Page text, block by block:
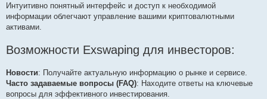
Интуитивно понятный интерфейс и доступ к необходимой
информации облегчают управление вашими криптовалютными
активами.
Возможности Exswaping для инвесторов:
Новости: Получайте актуальную информацию о рынке и сервисе.
Часто задаваемые вопросы (FAQ): Находите ответы на ключевые
вопросы для эффективного инвестирования.